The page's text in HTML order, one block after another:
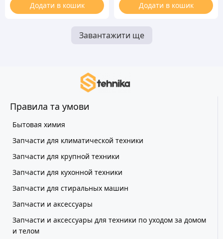
Додати в кошик Додати в кошик
Завантажити ще
Правила та умови
Бытовая химия
Запчасти для климатической техники
Запчасти для крупной техники
Запчасти для кухонной техники
Запчасти для стиральных машин
Запчасти и аксессуары
Запчасти и аксессуары для техники по уходом за домом
и телом